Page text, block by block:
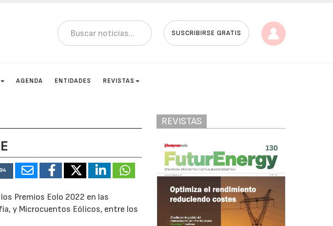
SUSCRIBIRSE GRATIS
AGENDA ENTIDADES REVISTAS
Premios Eolo 2022 en las
y Microcuentos Eólicos, entre los
REVISTAS